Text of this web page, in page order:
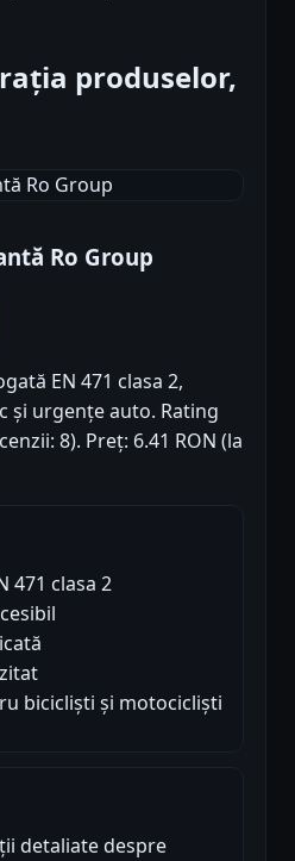
produselor,
Ro Group
EN 471 clasa 2,
urgențe auto. Rating
8). Preț: 6.41 RON (la
471 clasa 2
bicicliști și motocicliști
detaliate despre